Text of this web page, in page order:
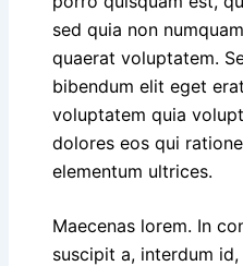
sed quia non
quaerat voluptatem.
bibendum elit eget
voluptatem quia
dolores eos qui
elementum ultrices.
Maecenas lorem. In
suscipit a, interdum